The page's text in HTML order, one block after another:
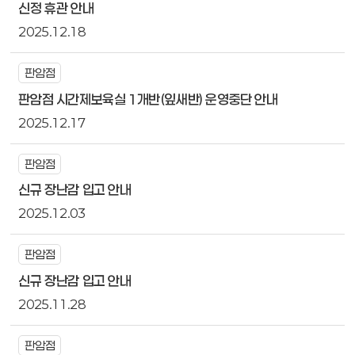
신정 휴관 안내
2025.12.18
판암점
판암점 시간제보육실 1개반(잎새반) 운영중단 안내
2025.12.17
판암점
신규 장난감 입고 안내
2025.12.03
판암점
신규 장난감 입고 안내
2025.11.28
판암점